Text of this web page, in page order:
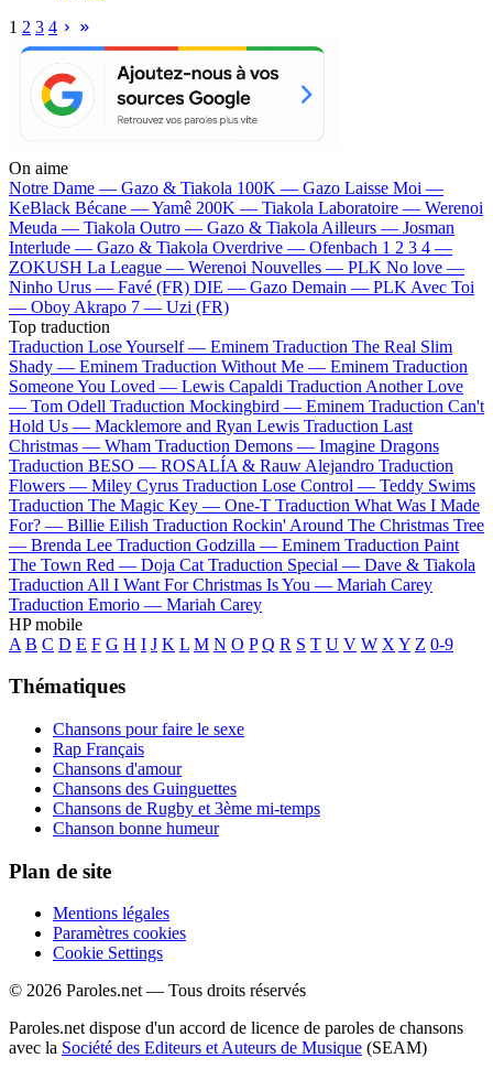
1 2 3 4
On aime
Notre Dame — Gazo & Tiakola 100K — Gazo Laisse Moi —
KeBlack Bécane —Yamê 200K — Tiakola Laboratoire — Werenoi
Meuda — Tiakola Outro — Gazo & Tiakola Ailleurs — Josman
Interlude — Gazo & Tiakola Overdrive — Ofenbach 1 2 3 4 —
ZOKUSH La League — Werenoi Nouvelles — PLK No love —
Ninho Urus — Favé (FR) DIE — Gazo Demain — PLK Avec Toi
— Oboy Akrapo 7 — Uzi (FR)
Top traduction
Traduction Lose Yourself — Eminem Traduction The Real Slim
Shady — Eminem Traduction Without Me — Eminem Traduction
Someone You Loved — Lewis Capaldi Traduction Another Love
— Tom Odell Traduction Mockingbird — Eminem Traduction Can't
Hold Us — Macklemore and Ryan Lewis Traduction Last
Christmas — Wham Traduction Demons — Imagine Dragons
Traduction BESO — ROSALÍA & Rauw Alejandro Traduction
Flowers — Miley Cyrus Traduction Lose Control — Teddy Swims
Traduction The Magic Key — One-T Traduction What Was I Made
For? — Billie Eilish Traduction Rockin' Around The Christmas Tree
— Brenda Lee Traduction Godzilla — Eminem Traduction Paint
The Town Red — Doja Cat Traduction Special — Dave & Tiakola
Traduction All I Want For Christmas Is You — Mariah Carey
Traduction Emorio — Mariah Carey
HP mobile
A B C D E F G H I J K L M N O P Q R S T U V W X Y Z 0-9
Thématiques
Chansons pour faire le sexe
Rap Français
Chansons d'amour
Chansons des Guinguettes
Chansons de Rugby et 3ème mi-temps
Chanson bonne humeur
Plan de site
Mentions légales
Paramètres cookies
Cookie Settings
© 2026 Paroles.net — Tous droits réservés
Paroles.net dispose d'un accord de licence de paroles de chansons
avec la Société des Editeurs et Auteurs de Musique (SEAM)